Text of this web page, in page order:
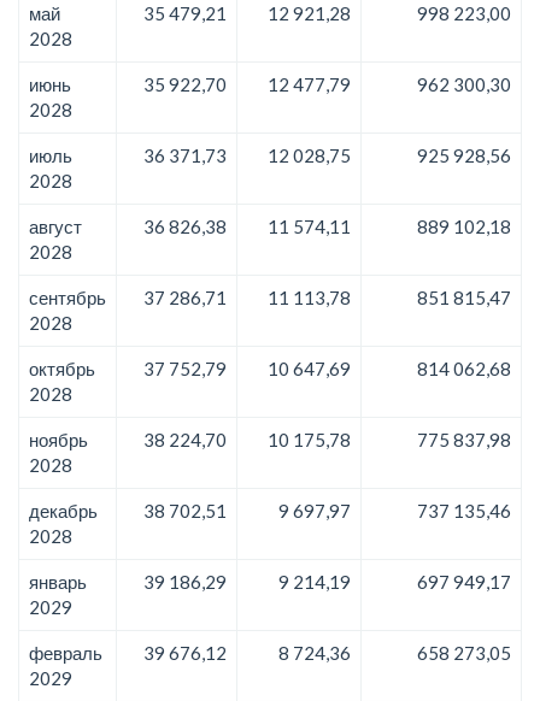
май
2028
35 479,21 12 921,28 998 223,00
июнь
2028
35 922,70 12 477,79 962 300,30
июль
2028
36 371,73 12 028,75 925 928,56
август
2028
36 826,38 11 574,11 889 102,18
сентябрь
2028
37 286,71 11 113,78 851 815,47
октябрь
2028
37 752,79 10 647,69 814 062,68
ноябрь
2028
38 224,70 10 175,78 775 837,98
декабрь
2028
38 702,51 9 697,97 737 135,46
январь
2029
39 186,29 9 214,19 697 949,17
февраль
2029
39 676,12 8 724,36 658 273,05